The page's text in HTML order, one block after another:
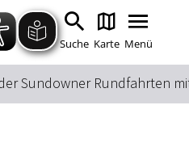
Suche Karte Menü
Sundowner Rundfahrten